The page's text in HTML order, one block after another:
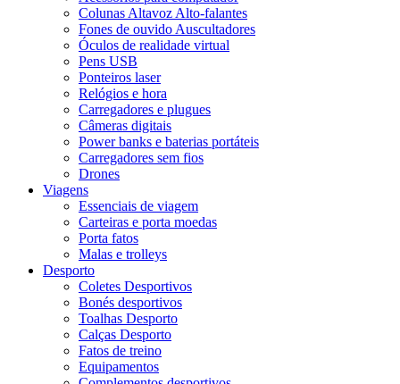
Colunas Altavoz Alto-falantes
Fones de ouvido Auscultadores
Óculos de realidade virtual
Pens USB
Ponteiros laser
Relógios e hora
Carregadores e plugues
Câmeras digitais
Power banks e baterias portáteis
Carregadores sem fios
Drones
Viagens
Essenciais de viagem
Carteiras e porta moedas
Porta fatos
Malas e trolleys
Desporto
Coletes Desportivos
Bonés desportivos
Toalhas Desporto
Calças Desporto
Fatos de treino
Equipamentos